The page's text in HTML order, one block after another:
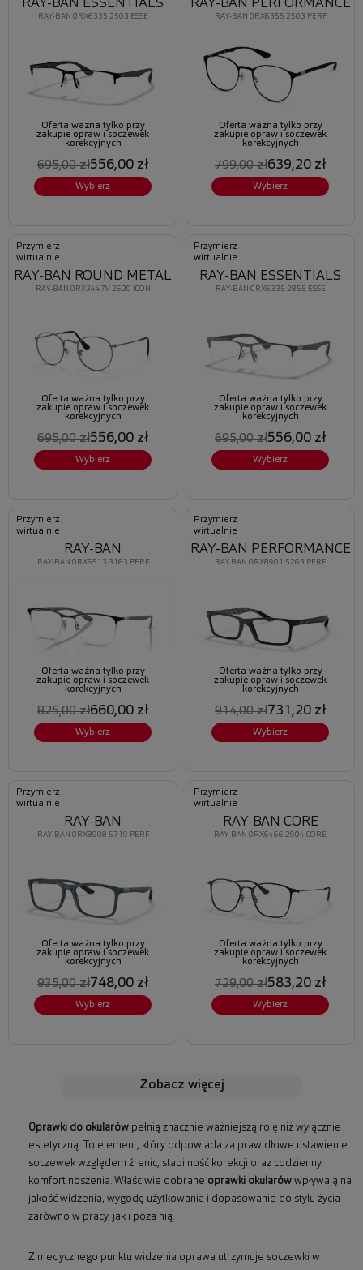
RAY-BAN 0RX6335 2503 ESSE
RAY-BAN ESSENTIALS
Oferta ważna tylko przy
zakupie opraw i soczewek
korekcyjnych
695,00 zł556,00 zł
Wybierz
RAY-BAN 0RX6355 2503 PERF
RAY-BAN PERFORMANCE
Oferta ważna tylko przy
zakupie opraw i soczewek
korekcyjnych
799,00 zł639,20 zł
Wybierz
Przymierz
wirtualnie
RAY-BAN 0RX3447V 2620 ICON
RAY-BAN ROUND METAL
Oferta ważna tylko przy
zakupie opraw i soczewek
korekcyjnych
695,00 zł556,00 zł
Wybierz
Przymierz
wirtualnie
RAY-BAN 0RX6335 2855 ESSE
RAY-BAN ESSENTIALS
Oferta ważna tylko przy
zakupie opraw i soczewek
korekcyjnych
695,00 zł556,00 zł
Wybierz
Przymierz
wirtualnie
RAY-BAN 0RX6513 3163 PERF
RAY-BAN
Oferta ważna tylko przy
zakupie opraw i soczewek
korekcyjnych
825,00 zł660,00 zł
Wybierz
Przymierz
wirtualnie
RAY BAN 0RX8901 5263 PERF
RAY-BAN PERFORMANCE
Oferta ważna tylko przy
zakupie opraw i soczewek
korekcyjnych
914,00 zł731,20 zł
Wybierz
Przymierz
wirtualnie
RAY-BAN 0RX8908 5719 PERF
RAY-BAN
Oferta ważna tylko przy
zakupie opraw i soczewek
korekcyjnych
935,00 zł748,00 zł
Wybierz
Przymierz
wirtualnie
RAY-BAN 0RX6466 2904 CORE
RAY-BAN CORE
Oferta ważna tylko przy
zakupie opraw i soczewek
korekcyjnych
729,00 zł583,20 zł
Wybierz
zobacz więcej
Oprawki do okularów pełnią znacznie ważniejszą rolę niż wyłącznie
estetyczną. To element, który odpowiada za prawidłowe ustawienie
soczewek względem źrenic, stabilność korekcji oraz codzienny
komfort noszenia. Właściwie dobrane oprawki okularów wpływają na
jakość widzenia, wygodę użytkowania i dopasowanie do stylu życia –
zarówno w pracy, jak i poza nią.
Z medycznego punktu widzenia oprawa utrzymuje soczewki w